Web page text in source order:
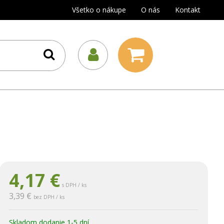
Všetko o nákupe O nás Kontakt
4,17 € s DPH / ks
3,39 € bez DPH / ks